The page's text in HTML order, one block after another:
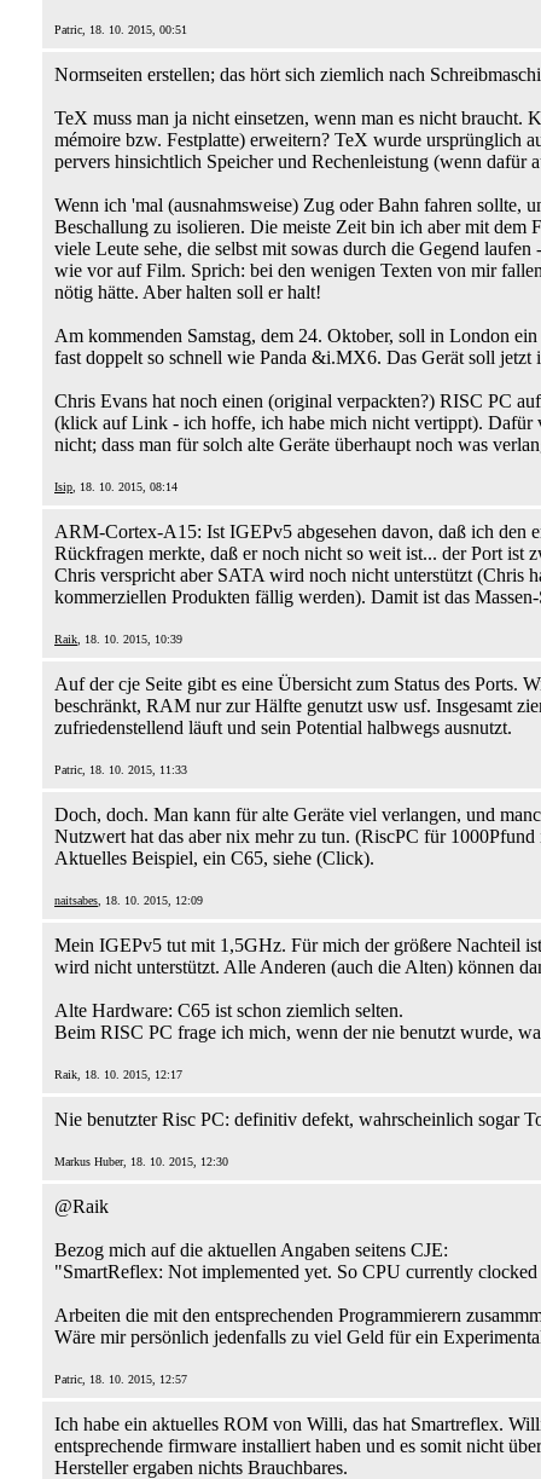
Patric, 18. 10. 2015, 00:51
Normseiten erstellen; das hört sich ziemlich nach
TeX muss man ja nicht einsetzen, wenn man es nicht
mémoire bzw. Festplatte) erweitern? TeX wurde ursprünglich
pervers hinsichtlich Speicher und Rechenleistung (wenn dafür
Wenn ich 'mal (ausnahmsweise) Zug oder Bahn fahren sollte,
Beschallung zu isolieren. Die meiste Zeit bin ich aber mit dem
viele Leute sehe, die selbst mit sowas durch die Gegend
wie vor auf Film. Sprich: bei den wenigen Texten von mir
nötig hätte. Aber halten soll er halt!
Am kommenden Samstag, dem 24. Oktober, soll in London
fast doppelt so schnell wie Panda &i.MX6. Das Gerät soll jetzt
Chris Evans hat noch einen (original verpackten?) RISC PC
(klick auf Link - ich hoffe, ich habe mich nicht vertippt). Dafür
nicht; dass man für solch alte Geräte überhaupt noch was
Isip , 18. 10. 2015, 08:14
ARM-Cortex-A15: Ist IGEPv5 abgesehen davon, daß ich den
Rückfragen merkte, daß er noch nicht so weit ist... der Port ist
Chris verspricht aber SATA wird noch nicht unterstützt (Chris
kommerziellen Produkten fällig werden). Damit ist das
Raik , 18. 10. 2015, 10:39
Auf der cje Seite gibt es eine Übersicht zum Status des Ports.
beschränkt, RAM nur zur Hälfte genutzt usw usf. Insgesamt
zufriedenstellend läuft und sein Potential halbwegs ausnutzt.
Patric, 18. 10. 2015, 11:33
Doch, doch. Man kann für alte Geräte viel verlangen, und
Nutzwert hat das aber nix mehr zu tun. (RiscPC für
Aktuelles Beispiel, ein C65, siehe (Click).
naitsabes , 18. 10. 2015, 12:09
Mein IGEPv5 tut mit 1,5GHz. Für mich der größere
wird nicht unterstützt. Alle Anderen (auch die Alten) können
Alte Hardware: C65 ist schon ziemlich selten.
Beim RISC PC frage ich mich, wenn der nie benutzt wurde,
Raik, 18. 10. 2015, 12:17
Nie benutzter Risc PC: definitiv defekt, wahrscheinlich sogar
Markus Huber, 18. 10. 2015, 12:30
@Raik
Bezog mich auf die aktuellen Angaben seitens CJE:
"SmartReflex: Not implemented yet. So CPU currently
Arbeiten die mit den entsprechenden Programmierern
Wäre mir persönlich jedenfalls zu viel Geld für ein
Patric, 18. 10. 2015, 12:57
Ich habe ein aktuelles ROM von Willi, das hat Smartreflex.
entsprechende firmware installiert haben und es somit nicht
Hersteller ergaben nichts Brauchbares.